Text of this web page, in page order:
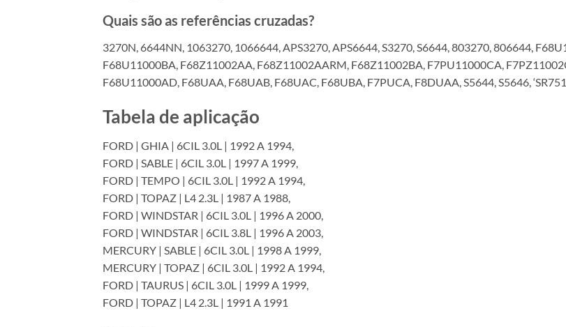
Quais são as referências cruzadas?
3270N, 6644NN, 1063270, 1066644, APS3270, APS6644, S3270, S6644, 803270, 806644,
F68U11000BA, F68Z11002AA, F68Z11002AARM, F68Z11002BA, F7PU11000CA,
F68U11000AD, F68UAA, F68UAB, F68UAC, F68UBA, F7PUCA, F8DUAA, S5644, S5646,
Tabela de aplicação
FORD | GHIA | 6CIL 3.0L | 1992 A 1994,
FORD | SABLE | 6CIL 3.0L | 1997 A 1999,
FORD | TEMPO | 6CIL 3.0L | 1992 A 1994,
FORD | TOPAZ | L4 2.3L | 1987 A 1988,
FORD | WINDSTAR | 6CIL 3.0L | 1996 A 2000,
FORD | WINDSTAR | 6CIL 3.8L | 1996 A 2003,
MERCURY | SABLE | 6CIL 3.0L | 1998 A 1999,
MERCURY | TOPAZ | 6CIL 3.0L | 1992 A 1994,
FORD | TAURUS | 6CIL 3.0L | 1999 A 1999,
FORD | TOPAZ | L4 2.3L | 1991 A 1991